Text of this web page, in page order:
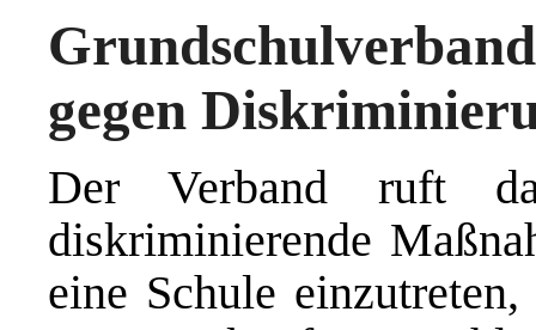
gegen
Der Verband ruft
diskriminierende
eine Schule